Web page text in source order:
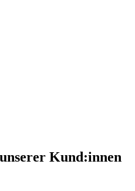
Kund:innen